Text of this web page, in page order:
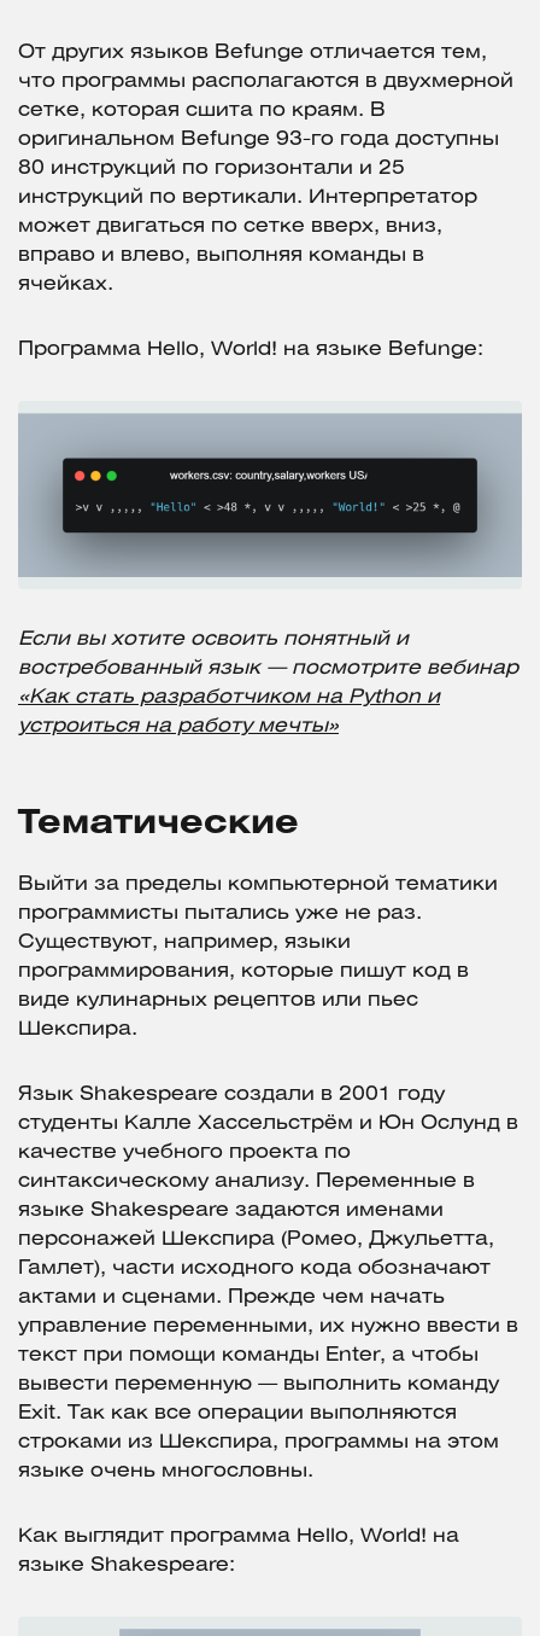
От других языков Befunge отличается тем,
что программы располагаются в двухмерной
сетке, которая сшита по краям. В
оригинальном Befunge 93-го года доступны
80 инструкций по горизонтали и 25
инструкций по вертикали. Интерпретатор
может двигаться по сетке вверх, вниз,
вправо и влево, выполняя команды в
ячейках.
Программа Hello, World! на языке Befunge:
Если вы хотите освоить понятный и
востребованный язык — посмотрите вебинар
«Как стать разработчиком на Python и
устроиться на работу мечты»
Тематические
Выйти за пределы компьютерной тематики
программисты пытались уже не раз.
Существуют, например, языки
программирования, которые пишут код в
виде кулинарных рецептов или пьес
Шекспира.
Язык Shakespeare создали в 2001 году
студенты Калле Хассельстрём и Юн Ослунд в
качестве учебного проекта по
синтаксическому анализу. Переменные в
языке Shakespeare задаются именами
персонажей Шекспира (Ромео, Джульетта,
Гамлет), части исходного кода обозначают
актами и сценами. Прежде чем начать
управление переменными, их нужно ввести в
текст при помощи команды Enter, а чтобы
вывести переменную — выполнить команду
Exit. Так как все операции выполняются
строками из Шекспира, программы на этом
языке очень многословны.
Как выглядит программа Hello, World! на
языке Shakespeare: